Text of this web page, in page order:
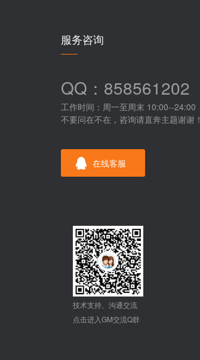
服务咨询
QQ：858561202
工作时间：周一至周末 10:00--24:00
不要问在不在，咨询请直奔主题谢谢！
在线客服
技术支持、沟通交流
点击进入GM交流Q群